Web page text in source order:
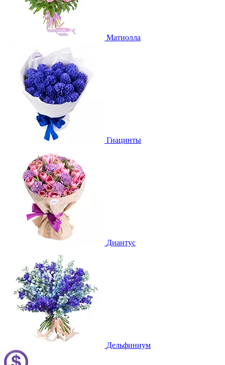
Матиолла
Гиацинты
Диантус
Дельфиниум